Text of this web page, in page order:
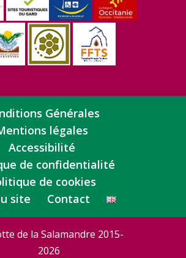
Générales
légales
Accessibilité
de confidentialité
de cookies
site
Contact
de la Salamandre 2015-
2026